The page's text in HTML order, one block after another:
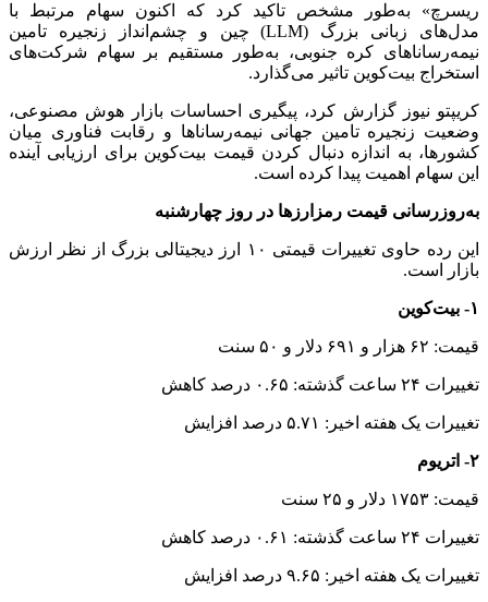
ریسرچ» به‌طور مشخص تاکید کرد که اکنون سهام مرتبط با
مدل‌های زبانی بزرگ (LLM) چین و چشم‌انداز زنجیره تامین
نیمه‌رساناهای کره جنوبی، به‌طور مستقیم بر سهام شرکت‌های
استخراج بیت‌کوین تاثیر می‌گذارد.
کریپتو نیوز گزارش کرد، پیگیری احساسات بازار هوش مصنوعی،
وضعیت زنجیره تامین جهانی نیمه‌رساناها و رقابت فناوری میان
کشورها، به اندازه دنبال کردن قیمت بیت‌کوین برای ارزیابی آینده
این سهام اهمیت پیدا کرده است.
به‌روزرسانی قیمت رمزارزها در روز چهارشنبه
این رده حاوی تغییرات قیمتی ۱۰ ارز دیجیتالی بزرگ از نظر ارزش
بازار است.
۱- بیت‌کوین
قیمت: ۶۲ هزار و ۶۹۱ دلار و ۵۰ سنت
تغییرات ۲۴ ساعت گذشته: ۰.۶۵ درصد کاهش
تغییرات یک هفته اخیر: ۵.۷۱ درصد افزایش
۲- اتریوم
قیمت: ۱۷۵۳ دلار و ۲۵ سنت
تغییرات ۲۴ ساعت گذشته: ۰.۶۱ درصد کاهش
تغییرات یک هفته اخیر: ۹.۶۵ درصد افزایش